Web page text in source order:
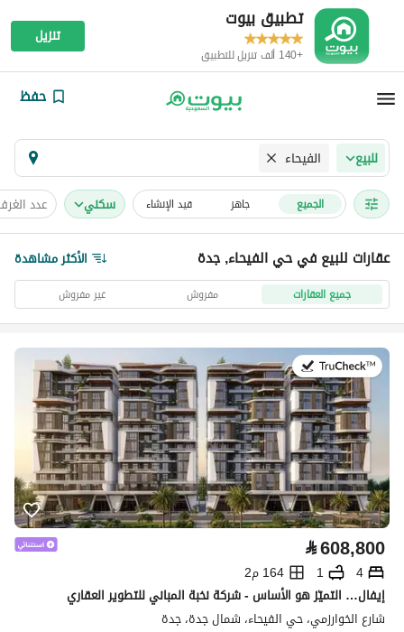
تطبيق بيوت
+140 ألف تنزيل للتطبيق
تنزيل
حفظ
للبيع الفيحاء
الجميع جاهز قيد الإنشاء سكني عدد
عقارات للبيع في حي الفيحاء, جدة الأكثر مشاهدة
جميع العقارات مفروش غير مفروش
في:26 يوليو 2026
⃁608,800
4
1
164 م2
إيفال… التميّز هو الأساس - شركة نخبة المباني للتطوير العقاري
شارع الخوارزمي، حي الفيحاء، شمال جدة، جدة